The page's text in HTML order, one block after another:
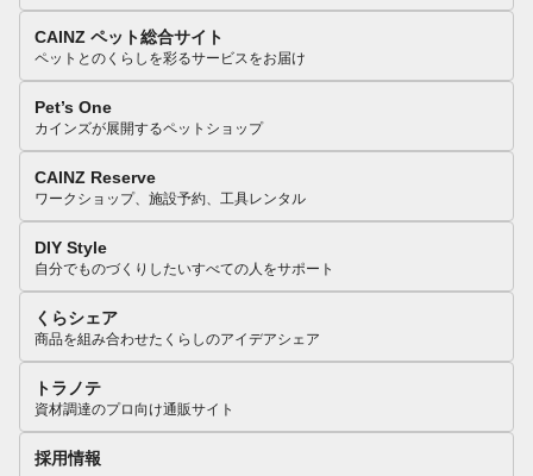
CAINZ ペット総合サイト
ペットとのくらしを彩るサービスをお届け
Pet’s One
カインズが展開するペットショップ
CAINZ Reserve
ワークショップ、施設予約、工具レンタル
DIY Style
自分でものづくりしたいすべての人をサポート
くらシェア
商品を組み合わせたくらしのアイデアシェア
トラノテ
資材調達のプロ向け通販サイト
採用情報